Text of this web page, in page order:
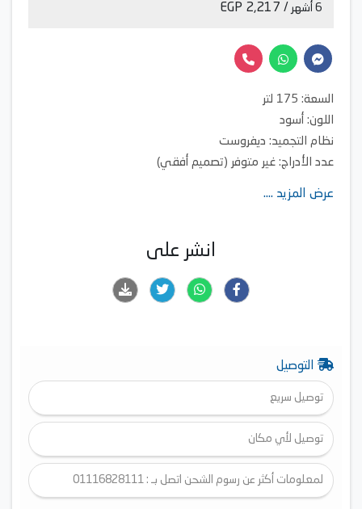
6 أشهر / 2,217 EGP
السعة: 175 لتر
اللون: أسود
نظام التجميد: ديفروست
عدد الأدراج: غير متوفر (تصميم أفقي)
عرض المزيد ....
انشر على
التوصيل
توصيل سريع
توصيل لأي مكان
لمعلومات أكثر عن رسوم الشحن اتصل بـ : 01116828111